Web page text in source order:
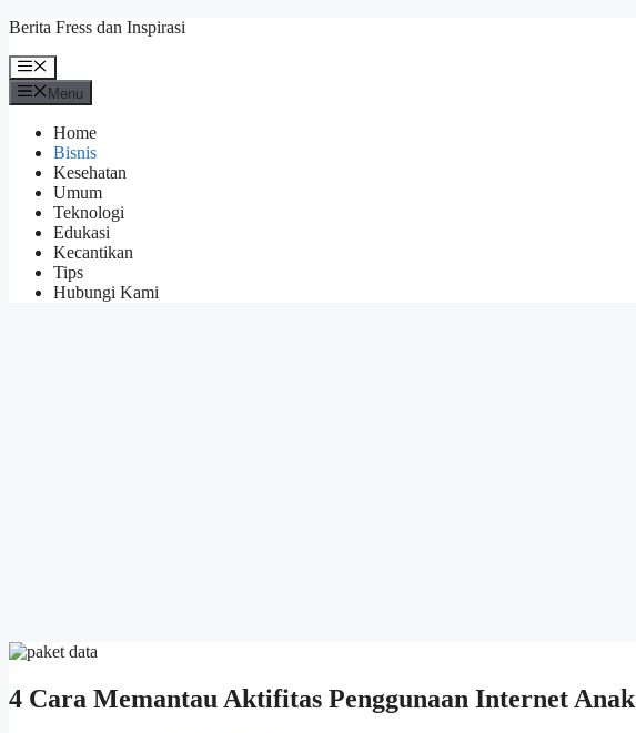
Skip
content
Berita Fress dan Inspirasi
Menu
Menu
Home
Bisnis
Kesehatan
Umum
Teknologi
Edukasi
Kecantikan
Tips
Hubungi Kami
4 Cara Memantau Aktifitas Penggunaan Internet Anak